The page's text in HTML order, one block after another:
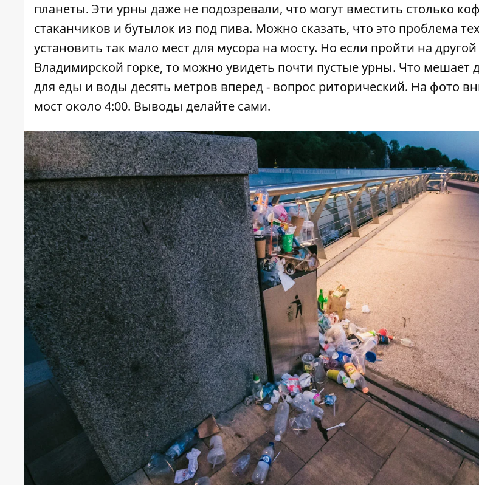
планеты. Эти урны даже не подозревали, что могут вместить столько
стаканчиков и бутылок из под пива. Можно сказать, что это проблема
установить так мало мест для мусора на мосту. Но если пройти на
Владимирской горке, то можно увидеть почти пустые урны. Что мешает
для еды и воды десять метров вперед - вопрос риторический. На фото
мост около 4:00. Выводы делайте сами.